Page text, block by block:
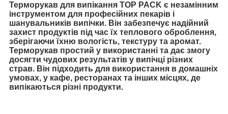
Терморукав для випікання TOP PACK є незамінним
інструментом для професійних пекарів і
шанувальників випічки. Він забезпечує надійний
захист продуктів під час їх теплового оброблення,
зберігаючи їхню вологість, текстуру та аромат.
Терморукав простий у використанні та дає змогу
досягти чудових результатів у випічці різних
страв. Він підходить для використання в домашніх
умовах, у кафе, ресторанах та інших місцях, де
випікаються різні продукти.